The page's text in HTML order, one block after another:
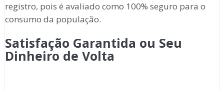
registro, pois é avaliado como 100% seguro para o
consumo da população.
Satisfação Garantida ou Seu
Dinheiro de Volta